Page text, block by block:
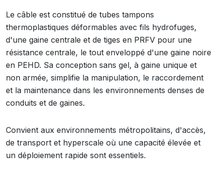
Le câble est constitué de tubes tampons
thermoplastiques déformables avec fils hydrofuges,
d'une gaine centrale et de tiges en PRFV pour une
résistance centrale, le tout enveloppé d'une gaine noire
en PEHD. Sa conception sans gel, à gaine unique et
non armée, simplifie la manipulation, le raccordement
et la maintenance dans les environnements denses de
conduits et de gaines.
Convient aux environnements métropolitains, d'accès,
de transport et hyperscale où une capacité élevée et
un déploiement rapide sont essentiels.